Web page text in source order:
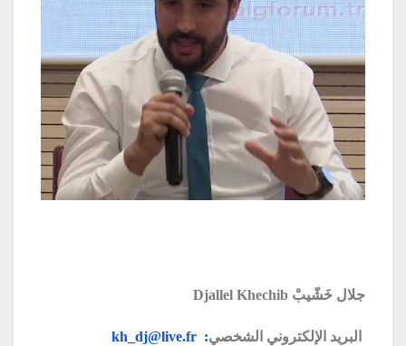
Djallel Khechib جلال خَشّيبْ
kh_dj@live.fr :